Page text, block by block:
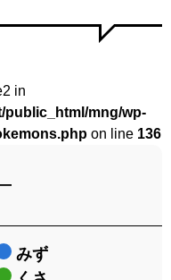
in
public_html/mng/wp-
on line 136
みず